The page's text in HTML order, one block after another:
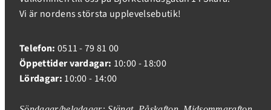
Vi är nordens största upplevelsebutik!
Telefon: 0511 - 79 81 00
Öppettider vardagar: 10:00 - 18:00
Lördagar: 10:00 - 14:00
Inloggning krävs
Logga in på ditt konto för att lägga till produkter i
din önskelista och se dina tidigare sparade artiklar.
Inloggning